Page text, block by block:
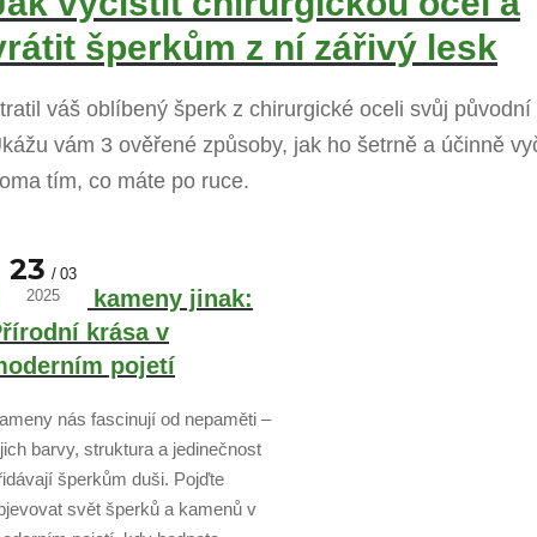
šperkům z ní zářivý lesk
váš oblíbený šperk z chirurgické oceli svůj původní
vám 3 ověřené způsoby, jak ho šetrně a účinně
tím, co máte po ruce.
a kameny jinak:
krása v
pojetí
23
03
2025
nás fascinují od nepaměti –
barvy, struktura a jedinečnost
šperkům duši. Pojďte
svět šperků a kamenů v